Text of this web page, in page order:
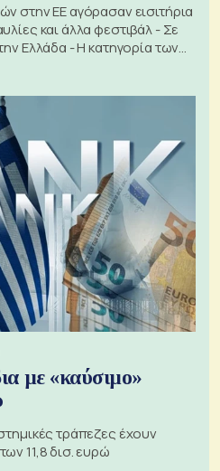
στην ΕΕ αγόρασαν εισιτήρια
και άλλα φεστιβάλ - Σε
Ελλάδα - Η κατηγορία των
με «καύσιμο»
τράπεζες έχουν
11,8 δισ. ευρώ